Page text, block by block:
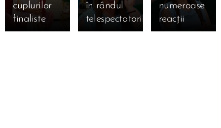
cuplurilor
finaliste
în rândul
telespectatorilor
numeroase
reacții